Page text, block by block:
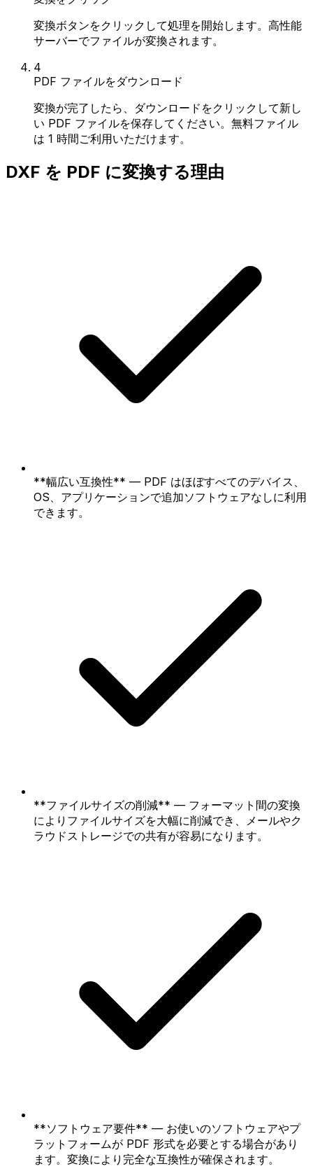
変換ボタンをクリックして処理を開始します。高性能
サーバーでファイルが変換されます。
4
PDF ファイルをダウンロード
変換が完了したら、ダウンロードをクリックして新し
い PDF ファイルを保存してください。無料ファイル
は 1 時間ご利用いただけます。
DXF を PDF に変換する理由
**幅広い互換性** — PDF はほぼすべてのデバイス、
OS、アプリケーションで追加ソフトウェアなしに利用
できます。
**ファイルサイズの削減** — フォーマット間の変換
によりファイルサイズを大幅に削減でき、メールやク
ラウドストレージでの共有が容易になります。
**ソフトウェア要件** — お使いのソフトウェアやプ
ラットフォームが PDF 形式を必要とする場合があり
ます。変換により完全な互換性が確保されます。